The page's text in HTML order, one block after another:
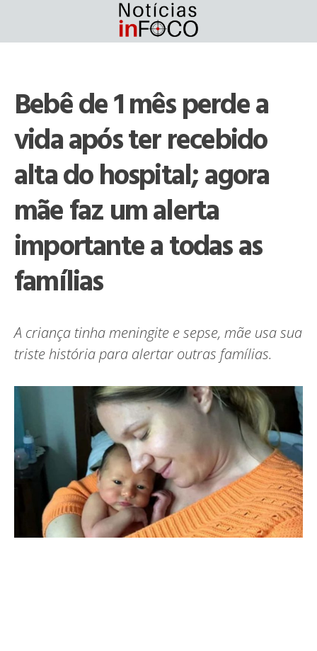
content
Bebê de 1 mês perde a
vida após ter recebido
alta do hospital; agora
mãe faz um alerta
importante a todas as
famílias
A criança tinha meningite e sepse, mãe usa sua
triste história para alertar outras famílias.